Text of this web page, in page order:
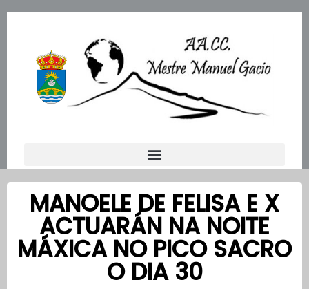
MANOELE DE FELISA E X
ACTUARÁN NA NOITE
MÁXICA NO PICO SACRO
O DIA 30